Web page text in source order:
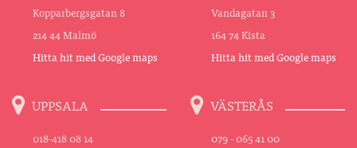
Kopparbergsgatan 8
214 44 Malmö
Hitta hit med Google maps
Vandagatan 3
164 74 Kista
Hitta hit med Google maps
UPPSALA
018-418 08 14
VÄSTERÅS
079 - 065 41 00